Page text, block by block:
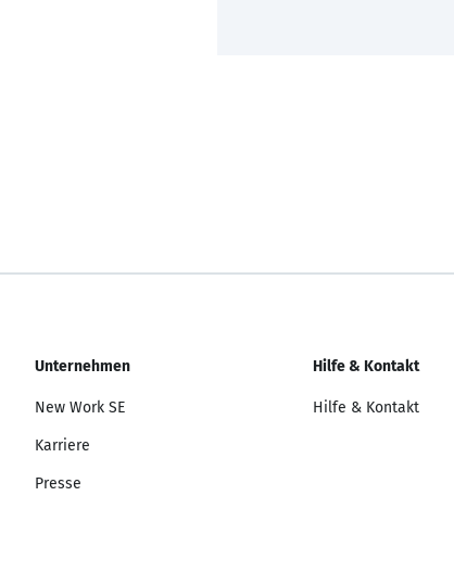
Unternehmen
New Work SE
Karriere
Presse
Hilfe & Kontakt
Hilfe & Kontakt